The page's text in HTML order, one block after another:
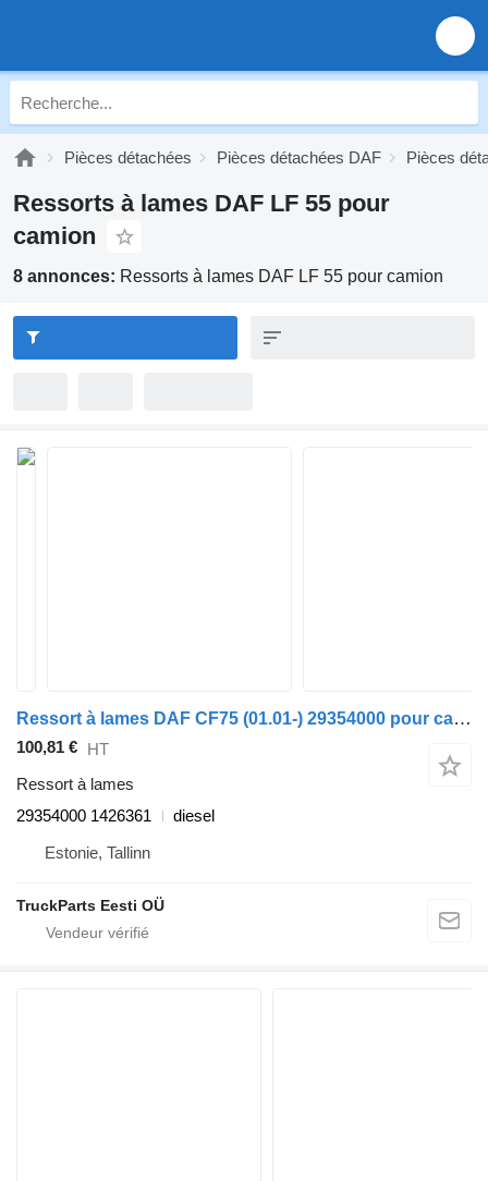
Pièces détachées Pièces détachées DAF Pièces
Ressorts à lames DAF LF 55 pour
camion
8 annonces: Ressorts à lames DAF LF 55 pour camion
Ressort à lames DAF CF75 (01.01-) 29354000 pour camion DAF LF45, LF55, LF180, CF65, CF75, CF85 (2001-)
100,81 € HT
Ressort à lames
29354000 1426361
diesel
Estonie, Tallinn
TruckParts Eesti OÜ